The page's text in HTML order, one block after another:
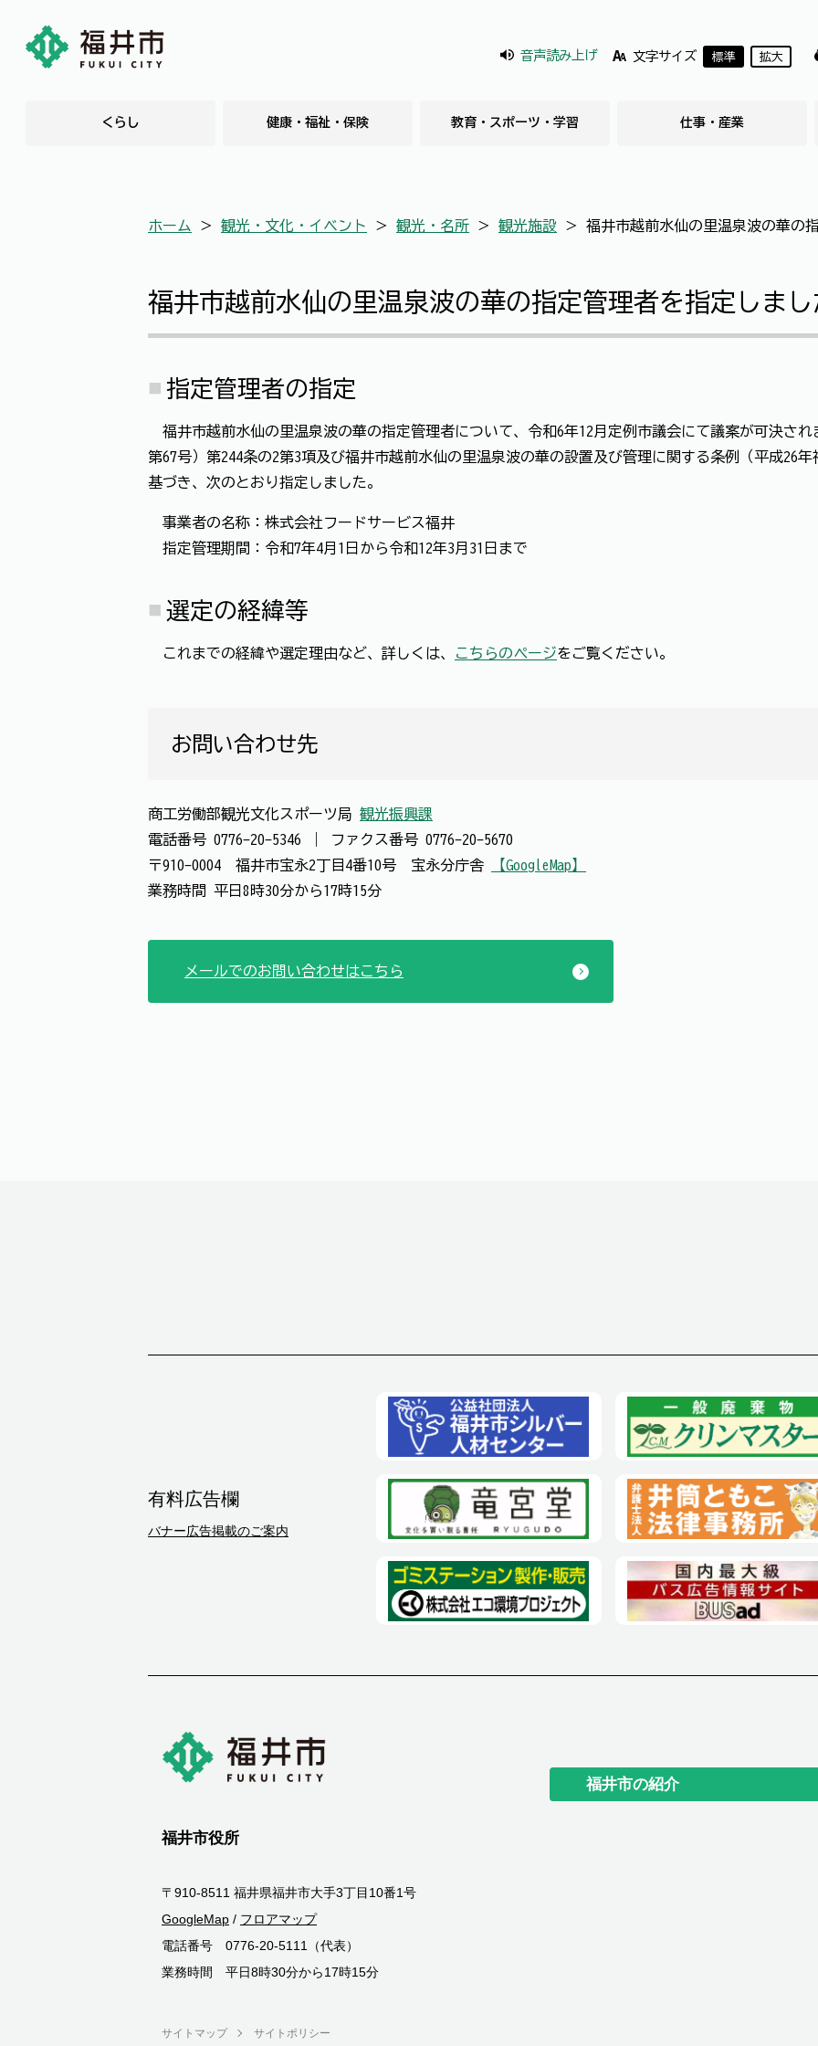
音声読み上げ 文字サイズ 標準 拡大
くらし 健康・福祉・保険 教育・スポーツ・学習 仕事・産業
ホーム ＞ 観光・文化・イベント ＞ 観光・名所 ＞ 観光施設 ＞ 福井市越前水仙の里温泉波の華の
福井市越前水仙の里温泉波の華の指定管理者を指定しまし
指定管理者の指定
福井市越前水仙の里温泉波の華の指定管理者について、令和6年12月定例市議会にて議案が可決さ
第67号）第244条の2第3項及び福井市越前水仙の里温泉波の華の設置及び管理に関する条例（平成26
基づき、次のとおり指定しました。
事業者の名称：株式会社フードサービス福井
指定管理期間：令和7年4月1日から令和12年3月31日まで
選定の経緯等
これまでの経緯や選定理由など、詳しくは、 こちらのページをご覧ください。
お問い合わせ先
商工労働部観光文化スポーツ局 観光振興課
電話番号 0776-20-5346 ファクス番号 0776-20-5670
〒910-0004 福井市宝永2丁目4番10号 宝永分庁舎
【GoogleMap】
業務時間 平日8時30分から17時15分
メールでのお問い合わせはこちら
有料広告欄
バナー広告掲載のご案内
福井市役所
〒910-8511 福井県福井市大手3丁目10番1号
GoogleMap / フロアマップ
電話番号 0776-20-5111（代表）
業務時間 平日8時30分から17時15分
サイトマップ サイトポリシー
福井市の紹介